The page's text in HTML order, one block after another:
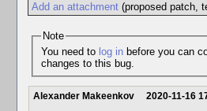
Add an attachment(proposed patch,
Note
You need to log inbefore you can comment on or make
changes to this bug.
Alexander Makeenkov 2020-11-16